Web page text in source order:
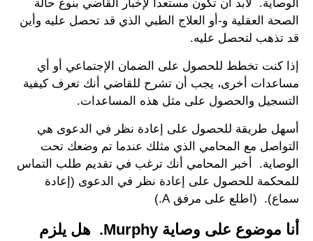
الوصاية. لابد أن تكون مستعدا لإخبار القاضي بنوع حالة
الصحة العقلية و-أو العلاج الطبي الذي قد تحصل عليه وأين
قد تذهب لتحصل عليه.
إذا كنت تخطط للحصول على الضمان الإجتماعي أو أي
مساعدات أخرى، يجب أن تشرح للقاضي أنك تعرف كيفية
التسجيل والحصول على مثل هذه المساعدات.
أسهل طريقة للحصول على إعادة نظر في الدعوى هي
التواصل مع المحامي الذي مثلك عندما تم وضعك تحت
الوصاية. أخبر المحامي أنك ترغب في تقديم طلب التماس
للمحكمة للحصول على إعادة نظر في الدعوى (إعادة
سماع). (اطلع على مرفق A.)
أنا موضوع على وصاية Murphy. هل يلزم